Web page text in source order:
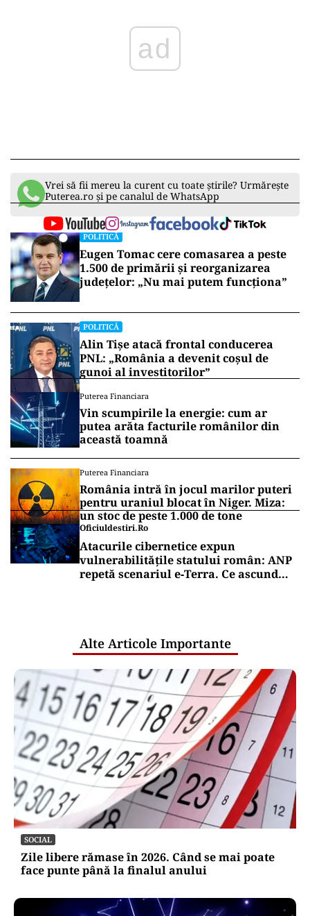
un nou început, trebuie să facem lucrurile
diferit. Țineți-vă promisiunea. Nu aveți două
șanse pentru prima impresie. Unsprezece
ad
Vrei să fii mereu la curent cu toate știrile? Urmărește
Puterea.ro și pe canalul de WhatsApp
POLITICĂ
Eugen Tomac cere comasarea a peste
1.500 de primării și reorganizarea
județelor: „Nu mai putem funcționa”
POLITICĂ
Alin Tișe atacă frontal conducerea
PNL: „România a devenit coșul de
gunoi al investitorilor”
această toamnă
Puterea Financiara
România intră în jocul marilor puteri
pentru uraniul blocat în Niger. Miza:
un stoc de peste 1.000 de tone
Oficiuldestiri.ro
Atacurile cibernetice expun
vulnerabilitățile statului român: ANP
repetă scenariul e‑Terra. Ce ascund
comunicările oficiale și cine răspunde
pentru mentenanța IT a instituțiilor
publice
Alte Articole Importante